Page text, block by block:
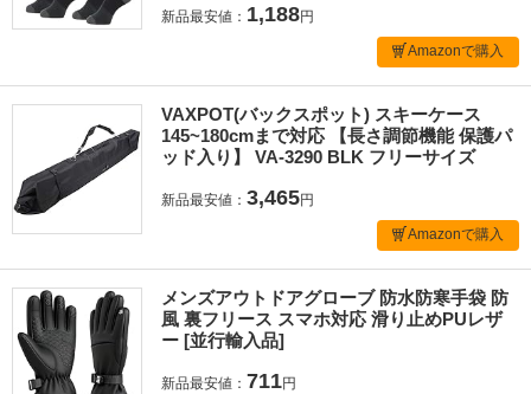
新品最安値： 1,188円
Amazonで購入
VAXPOT(バックスポット) スキーケース
145~180cmまで対応 【長さ調節機能 保護パ
ッド入り】 VA-3290 BLK フリーサイズ
新品最安値： 3,465円
Amazonで購入
メンズアウトドアグローブ 防水防寒手袋 防
風 裏フリース スマホ対応 滑り止めPUレザ
ー [並行輸入品]
新品最安値： 711円